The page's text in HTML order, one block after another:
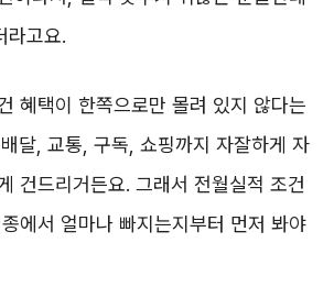
라고요.
혜택이 한쪽으로만 몰려 있지 않다는
달, 교통, 구독, 쇼핑까지 자잘하게 자
건드리거든요. 그래서 전월실적 조건
에서 얼마나 빠지는지부터 먼저 봐야